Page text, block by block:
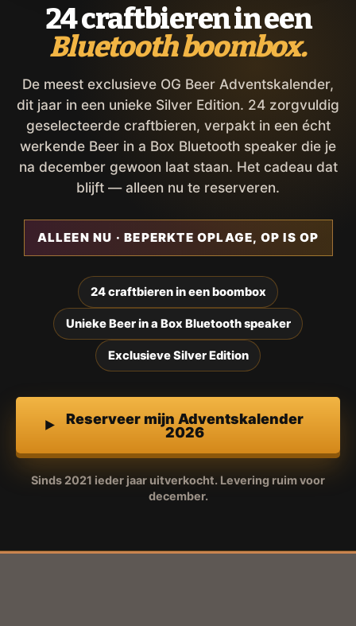
24 craftbieren in een
Bluetooth boombox.
De meest exclusieve OG Beer Adventskalender,
dit jaar in een unieke Silver Edition. 24 zorgvuldig
geselecteerde craftbieren, verpakt in een écht
werkende Beer in a Box Bluetooth speaker die je
na december gewoon laat staan. Het cadeau dat
blijft — alleen nu te reserveren.
ALLEEN NU · BEPERKTE OPLAGE, OP IS OP
24 craftbieren in een boombox
Unieke Beer in a Box Bluetooth speaker
Exclusieve Silver Edition
Reserveer mijn Adventskalender
2026
Sinds 2021 ieder jaar uitverkocht. Levering ruim voor
december.